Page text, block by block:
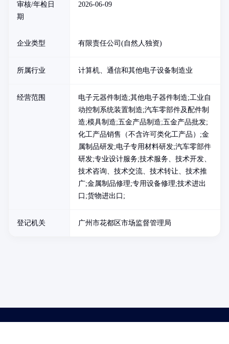
审核/年检日
期
2026-06-09
企业类型 有限责任公司(自然人独资)
所属行业 计算机、通信和其他电子设备制造业
经营范围
电子元器件制造;其他电子器件制造;工业自
动控制系统装置制造;汽车零部件及配件制
造;模具制造;五金产品制造;五金产品批发;
化工产品销售（不含许可类化工产品）;金
属制品研发;电子专用材料研发;汽车零部件
研发;专业设计服务;技术服务、技术开发、
技术咨询、技术交流、技术转让、技术推
广;金属制品修理;专用设备修理;技术进出
口;货物进出口;
登记机关 广州市花都区市场监督管理局